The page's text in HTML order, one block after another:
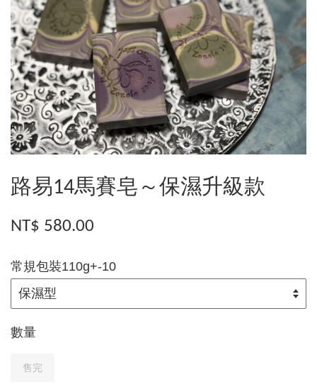
路易14馬賽皂～保濕升級款
NT$ 580.00
常規包裝110g+-10
數量
售完